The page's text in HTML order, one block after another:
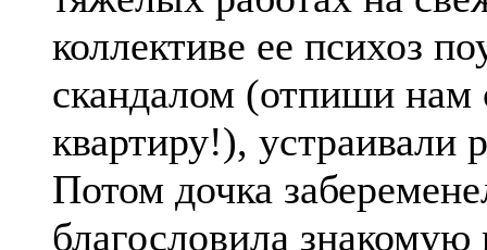
коллективе ее психоз
скандалом (отпиши
квартиру!), устраивали
Потом дочка
благословила знакомую